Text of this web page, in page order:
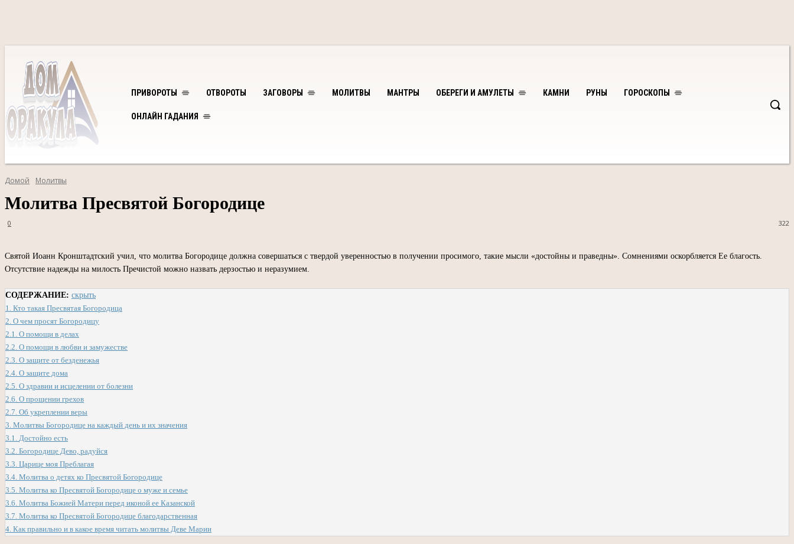
ПРИВОРОТЫ ОТВОРОТЫ ЗАГОВОРЫ МОЛИТВЫ МАНТРЫ ОБЕРЕГИ И АМУЛЕТЫ КАМНИ РУНЫ ГОРОСКОПЫ
ОНЛАЙН ГАДАНИЯ
Домой Молитвы
Молитва Пресвятой Богородице
322
0
Святой Иоанн Кронштадтский учил, что молитва Богородице должна совершаться с твердой уверенностью в получении просимого, такие мысли «достойны и праведны». Сомнениями оскорбляется Ее благость.
Отсутствие надежды на милость Пречистой можно назвать дерзостью и неразумием.
СОДЕРЖАНИЕ: скрыть
1. Кто такая Пресвятая Богородица
2. О чем просят Богородицу
2.1. О помощи в делах
2.2. О помощи в любви и замужестве
2.3. О защите от безденежья
2.4. О защите дома
2.5. О здравии и исцелении от болезни
2.6. О прощении грехов
2.7. Об укреплении веры
3. Молитвы Богородице на каждый день и их значения
3.1. Достойно есть
3.2. Богородице Дево, радуйся
3.3. Царице моя Преблагая
3.4. Молитва о детях ко Пресвятой Богородице
3.5. Молитва ко Пресвятой Богородице о муже и семье
3.6. Молитва Божией Матери перед иконой ее Казанской
3.7. Молитва ко Пресвятой Богородице благодарственная
4. Как правильно и в какое время читать молитвы Деве Марии